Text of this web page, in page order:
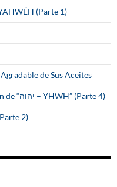
(Parte 1)
de Sus Aceites
YAHWÉH es la Correcta Pronunciación de “יהוה – YHWH” (Parte 4)
2)